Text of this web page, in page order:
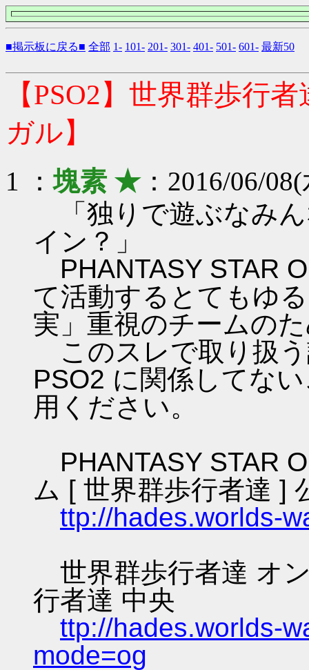
■掲示板に戻る■ 全部 1- 101- 201- 301- 401- 501- 601- 最新50
【PSO2】世界群歩行
ガル】
1 ：塊素 ★：2016/06/
「独りで遊ぶなみ
イン？」
PHANTASY STAR
て活動するとてもゆ
実」重視のチームの
このスレで取り扱
PSO2 に関係してな
用ください。
PHANTASY STAR
ム [ 世界群歩行者達 ]
ttp://hades.worlds-
世界群歩行者達 オ
行者達 中央
ttp://hades.worlds-
mode=og